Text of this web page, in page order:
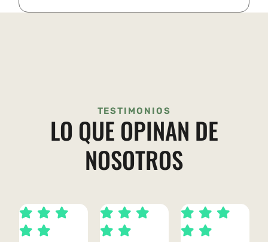
TESTIMONIOS
LO QUE OPINAN DE
NOSOTROS